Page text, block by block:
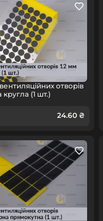
отворів
(1 шт.)
24.60 ₴